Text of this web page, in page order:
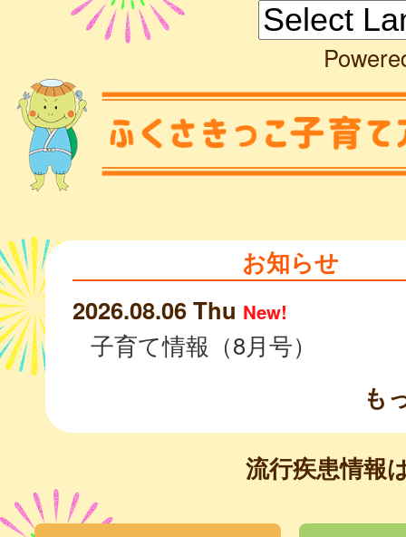
お知らせ
2026.08.06 Thu New!
子育て情報（8月号）
も
流行疾患情報